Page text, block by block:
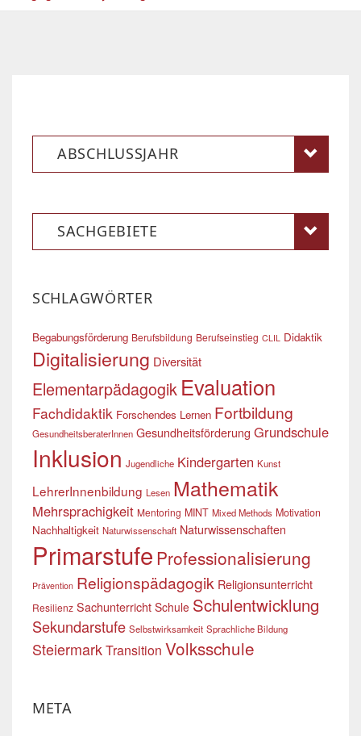
ABSCHLUSSJAHR
SACHGEBIETE
SCHLAGWÖRTER
Begabungsförderung Berufsbildung Berufseinstieg CLIL Didaktik
Digitalisierung Diversität
Elementarpädagogik Evaluation
Fachdidaktik Forschendes Lernen Fortbildung
GesundheitsberaterInnen Gesundheitsförderung Grundschule
Inklusion Jugendliche Kindergarten Kunst
LehrerInnenbildung Lesen Mathematik
Mehrsprachigkeit Mentoring MINT Mixed Methods Motivation
Nachhaltigkeit Naturwissenschaft Naturwissenschaften
Primarstufe Professionalisierung
Prävention Religionspädagogik Religionsunterricht
Resilienz Sachunterricht Schule Schulentwicklung
Sekundarstufe Selbstwirksamkeit Sprachliche Bildung
SteiermarkTransition Volksschule
META